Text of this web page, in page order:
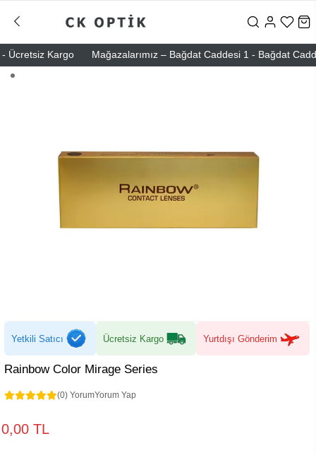
Kargo Mağazalarımız – Bağdat Caddesi 1 - Bağdat
Yetkili Satıcı Ücretsiz Kargo Yurtdışı Gönderim
Rainbow Color Mirage Series
(0) YorumYorum Yap
0,00 TL